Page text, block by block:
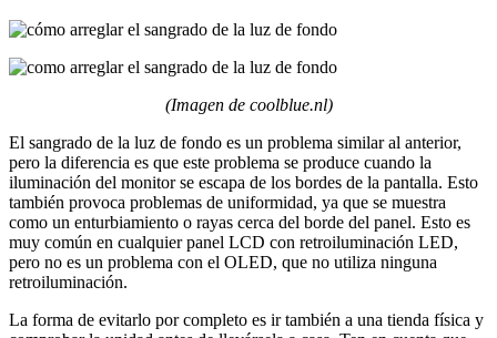
(Imagen de coolblue.nl)
El sangrado de la luz de fondo es un problema similar al anterior,
pero la diferencia es que este problema se produce cuando la
iluminación del monitor se escapa de los bordes de la pantalla. Esto
también provoca problemas de uniformidad, ya que se muestra
como un enturbiamiento o rayas cerca del borde del panel. Esto es
muy común en cualquier panel LCD con retroiluminación LED,
pero no es un problema con el OLED, que no utiliza ninguna
retroiluminación.
La forma de evitarlo por completo es ir también a una tienda física y